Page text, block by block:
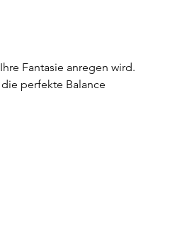
Fantasie anregen wird.
perfekte Balance